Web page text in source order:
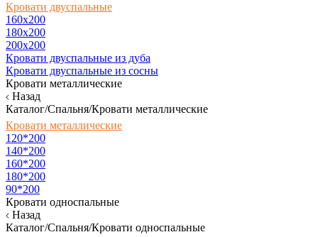
Кровати двуспальные
160х200
180x200
200x200
Кровати двуспальные из дуба
Кровати двуспальные из сосны
Кровати металлические
Назад
Каталог/Спальня/Кровати металлические
Кровати металлические
120*200
140*200
160*200
180*200
90*200
Кровати односпальные
Назад
Каталог/Спальня/Кровати односпальные